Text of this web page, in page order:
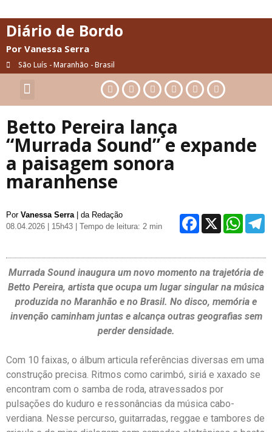
Diário de Bordo
Por Vanessa Serra
São Luís - Maranhão - Brasil
Betto Pereira lança
“Murrada Sound” e expande
a paisagem sonora
maranhense
Por Vanessa Serra | da Redação
08.04.2026 | 15h43
| Tempo de leitura: 2 min X
Murrada Sound inaugura um novo momento na trajetória de
Betto Pereira, artista que ocupa um lugar singular na música
produzida no Maranhão e no Brasil. No disco, memória e
invenção caminham juntas e alcança outras geografias sem
perder densidade.
Com 10 faixas, o álbum articula referências diversas em uma
construção precisa. Ritmos como carimbó, siriá e xaxado se
encontram com o samba de roda, atravessados por
pulsações do kuduro e ressonâncias da música cabo-
verdiana. Nesse percurso, guitarradas, reggae e tambores de